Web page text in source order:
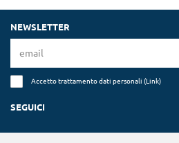
NEWSLETTER
Accetto trattamento dati personali (Link)
SEGUICI